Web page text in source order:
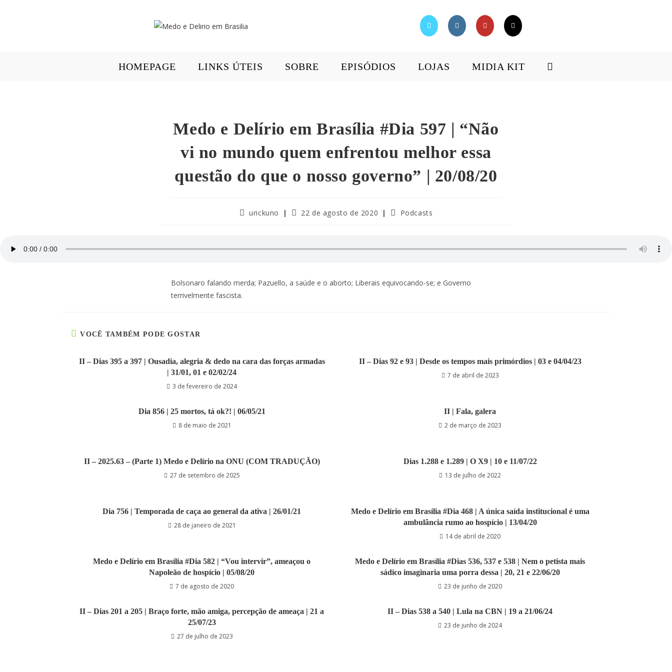
HOMEPAGE LINKS ÚTEIS SOBRE EPISÓDIOS LOJAS MIDIA KIT
Medo e Delírio em Brasília #Dia 597 | “Não
vi no mundo quem enfrentou melhor essa
questão do que o nosso governo” | 20/08/20
urickuno 22 de agosto de 2020 Podcasts
Bolsonaro falando merda; Pazuello, a saúde e o aborto; Liberais equivocando-se; e Governo
terrivelmente fascista.
VOCÊ TAMBÉM PODE GOSTAR
II – Dias 395 a 397 | Ousadia, alegria & dedo na cara das forças armadas
| 31/01, 01 e 02/02/24
3 de fevereiro de 2024
II – Dias 92 e 93 | Desde os tempos mais primórdios | 03 e 04/04/23
7 de abril de 2023
Dia 856 | 25 mortos, tá ok?! | 06/05/21
8 de maio de 2021
II | Fala, galera
2 de março de 2023
II – 2025.63 – (Parte 1) Medo e Delírio na ONU (COM TRADUÇÃO)
27 de setembro de 2025
Dias 1.288 e 1.289 | O X9 | 10 e 11/07/22
13 de julho de 2022
Dia 756 | Temporada de caça ao general da ativa | 26/01/21
28 de janeiro de 2021
Medo e Delírio em Brasília #Dia 468 | A única saída institucional é uma
ambulância rumo ao hospício | 13/04/20
14 de abril de 2020
Medo e Delírio em Brasília #Dia 582 | “Vou intervir”, ameaçou o
Napoleão de hospício | 05/08/20
7 de agosto de 2020
Medo e Delírio em Brasília #Dias 536, 537 e 538 | Nem o petista mais
sádico imaginaria uma porra dessa | 20, 21 e 22/06/20
23 de junho de 2020
II – Dias 201 a 205 | Braço forte, mão amiga, percepção de ameaça | 21 a
25/07/23
27 de julho de 2023
II – Dias 538 a 540 | Lula na CBN | 19 a 21/06/24
23 de junho de 2024